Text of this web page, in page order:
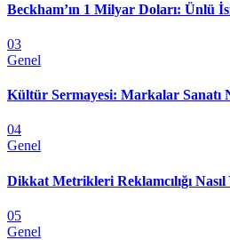
Beckham’ın 1 Milyar Doları: Ünlü
03
Genel
Kültür Sermayesi: Markalar Sanatı
04
Genel
Dikkat Metrikleri Reklamcılığı Nasıl
05
Genel